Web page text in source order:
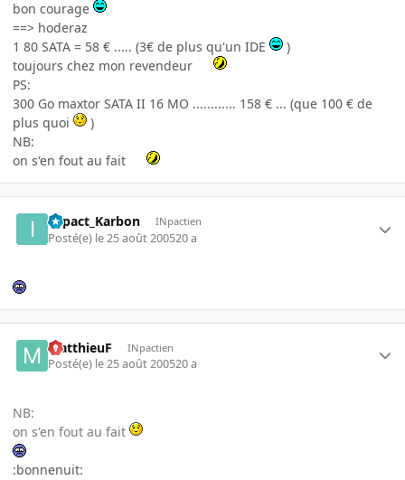
bon courage
==> hoderaz
1 80 SATA = 58 € ..... (3€ de plus qu'un IDE
)
toujours chez mon revendeur
PS:
300 Go maxtor SATA II 16 MO ............ 158 € ... (que 100 € de
plus quoi
)
NB:
on s'en fout au fait
INpact_Karbon INpactien
Posté(e) le 25 août 200520 a
MatthieuF INpactien
Posté(e) le 25 août 200520 a
NB:
on s'en fout au fait
:bonnenuit: